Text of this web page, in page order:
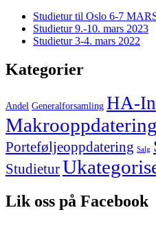
Studietur til Oslo 6-7
Studietur 9.-10. mars 2023
Studietur 3-4. mars 2022
Kategorier
Andel Generalforsamling HA-
Makrooppdatering
Porteføljeoppdatering Salg
Studietur
Lik oss på Facebook